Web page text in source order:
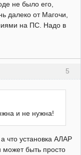
не было его,
далеко от Магочи,
на ПС. Надо в
5
и не нужна!
что установка АЛАР
может быть просто